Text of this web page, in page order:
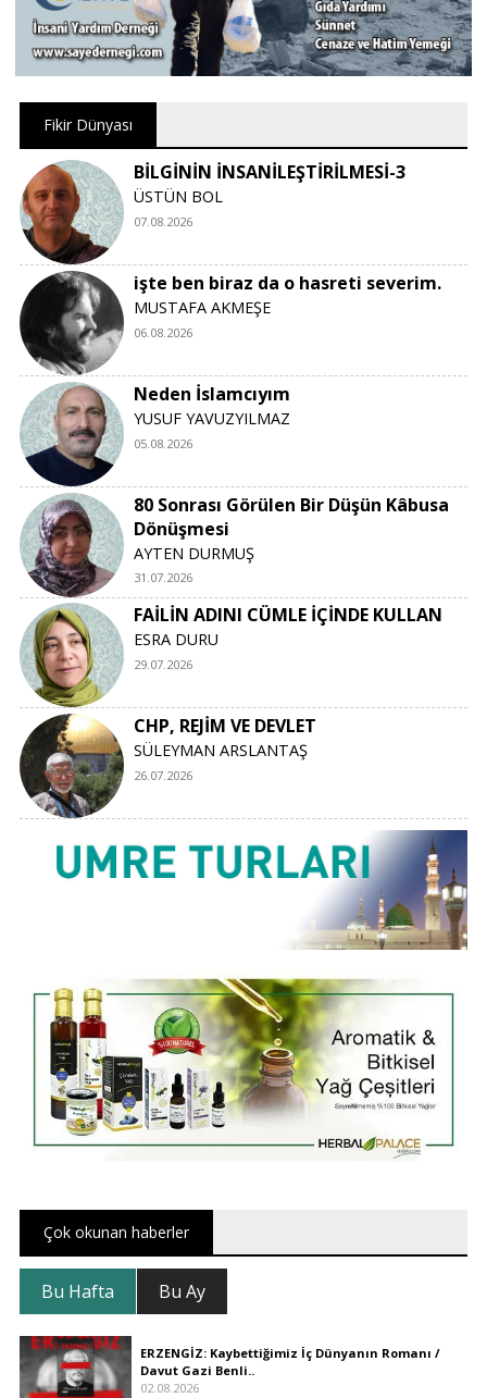
Fikir Dünyası
BİLGİNİN İNSANİLEŞTİRİLMESİ-3
ÜSTÜN BOL
07.08.2026
işte ben biraz da o hasreti severim.
MUSTAFA AKMEŞE
06.08.2026
Neden İslamcıyım
YUSUF YAVUZYILMAZ
05.08.2026
80 Sonrası Görülen Bir Düşün Kâbusa
Dönüşmesi
AYTEN DURMUŞ
31.07.2026
FAİLİN ADINI CÜMLE İÇİNDE KULLAN
ESRA DURU
29.07.2026
CHP, REJİM VE DEVLET
SÜLEYMAN ARSLANTAŞ
26.07.2026
Çok okunan haberler
Bu Hafta Bu Ay
ERZENGİZ: Kaybettiğimiz İç Dünyanın Romanı /
Davut Gazi Benli..
02.08.2026